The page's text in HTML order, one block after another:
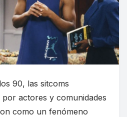
90, las sitcoms
por actores y comunidades
como un fenómeno